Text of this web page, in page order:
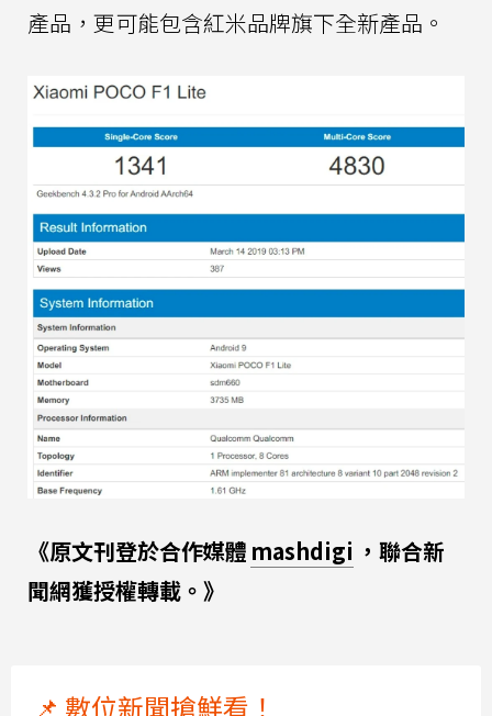
產品，更可能包含紅米品牌旗下全新產品。
《原文刊登於合作媒體 mashdigi ，聯合新
聞網獲授權轉載。》
📌 數位新聞搶鮮看！